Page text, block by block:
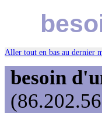
Aller tout en bas au dernier
besoin